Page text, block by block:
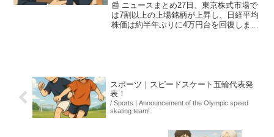
📰 ニュースまとめ27日、東京株式市場で
は7割以上の上場銘柄が上昇し、日経平均
株価は約半年ぶりに4万円台を回復しまし
スポーツ｜スピードスケート五輪代表発
表！
/ Sports | Announcement of the Olympic speed
skating team!